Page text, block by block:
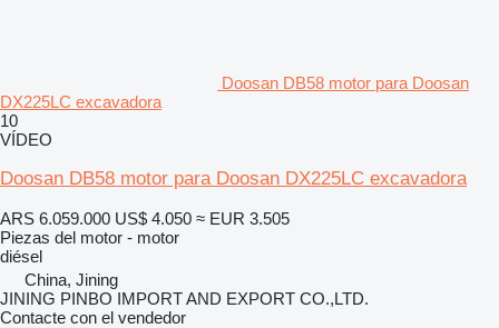
Doosan DB58 motor para Doosan
DX225LC excavadora
10
VÍDEO
Doosan DB58 motor para Doosan DX225LC excavadora
ARS 6.059.000 US$ 4.050 ≈ EUR 3.505
Piezas del motor - motor
diésel
China, Jining
JINING PINBO IMPORT AND EXPORT CO.,LTD.
Contacte con el vendedor